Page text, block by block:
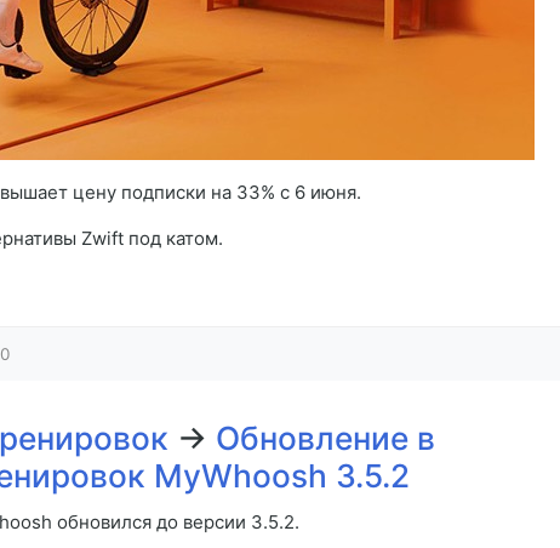
цену подписки на 33% с 6 июня.
Zwift под катом.
0
→ Обновление в
MyWhoosh 3.5.2
обновился до версии 3.5.2.